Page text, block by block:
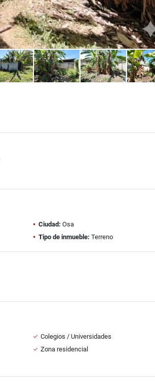
Ciudad: Osa
Tipo de inmueble: Terreno
Colegios / Universidades
Zona residencial